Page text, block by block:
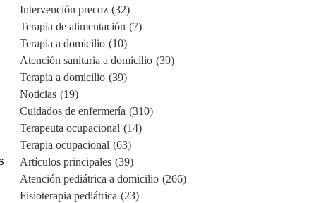
Intervención precoz (32)
Terapia de alimentación (7)
Terapia a domicilio (10)
Atención sanitaria a domicilio (39)
Terapia a domicilio (39)
Noticias (19)
Cuidados de enfermería (310)
Terapeuta ocupacional (14)
Terapia ocupacional (63)
Artículos principales (39)
Atención pediátrica a domicilio (266)
Fisioterapia pediátrica (23)